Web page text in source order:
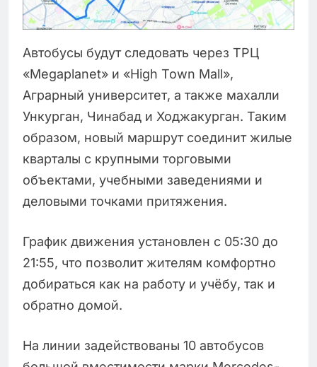
Автобусы будут следовать через ТРЦ
«Megaplanet» и «High Town Mall»,
Аграрный университет, а также махалли
Ункурган, Чинабад и Ходжакурган. Таким
образом, новый маршрут соединит жилые
кварталы с крупными торговыми
объектами, учебными заведениями и
деловыми точками притяжения.
График движения установлен с 05:30 до
21:55, что позволит жителям комфортно
добираться как на работу и учёбу, так и
обратно домой.
На линии задействованы 10 автобусов